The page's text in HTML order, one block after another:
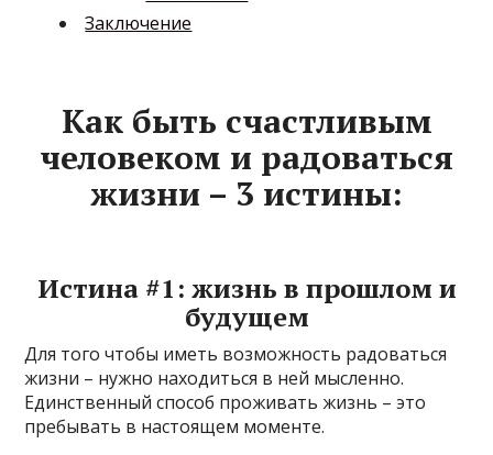
Заключение
Как быть счастливым
человеком и радоваться
жизни – 3 истины:
Истина #1: жизнь в прошлом и
будущем
Для того чтобы иметь возможность радоваться
жизни – нужно находиться в ней мысленно.
Единственный способ проживать жизнь – это
пребывать в настоящем моменте.